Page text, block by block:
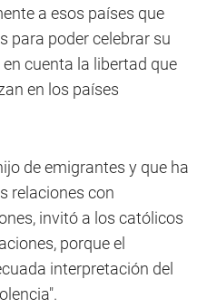
a esos países que
para poder celebrar su
cuenta la libertad que
en los países
de emigrantes y que ha
relaciones con
invitó a los católicos
porque el
interpretación del